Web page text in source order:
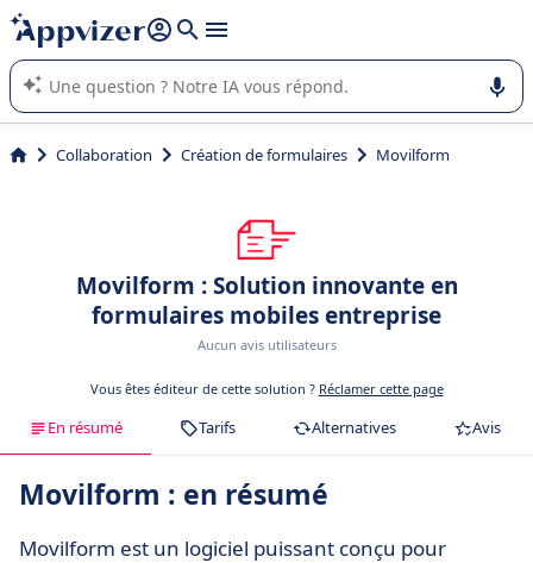
répondre (plusieurs lignes avec
L'IA de Appvizer vous guide dans l'utilisation ou la sélection de
logiciel SaaS en entreprise.
Collaboration Création de formulaires Movilform
Movilform : Solution innovante en
formulaires mobiles entreprise
Aucun avis utilisateurs
Vous êtes éditeur de cette solution ? Réclamer cette page
En résumé Tarifs Alternatives Avis
Movilform : en résumé
Movilform est un logiciel puissant conçu pour